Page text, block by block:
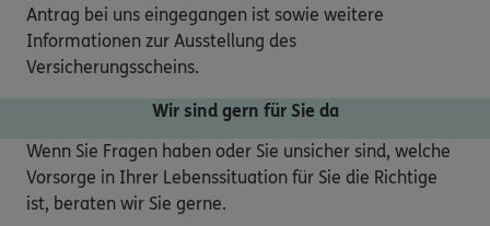
Antrag bei uns eingegangen ist sowie weitere
Informationen zur Ausstellung des
Versicherungsscheins.
Wir sind gern für Sie da
Wenn Sie Fragen haben oder Sie unsicher sind, welche
Vorsorge in Ihrer Lebenssituation für Sie die Richtige
ist, beraten wir Sie gerne.